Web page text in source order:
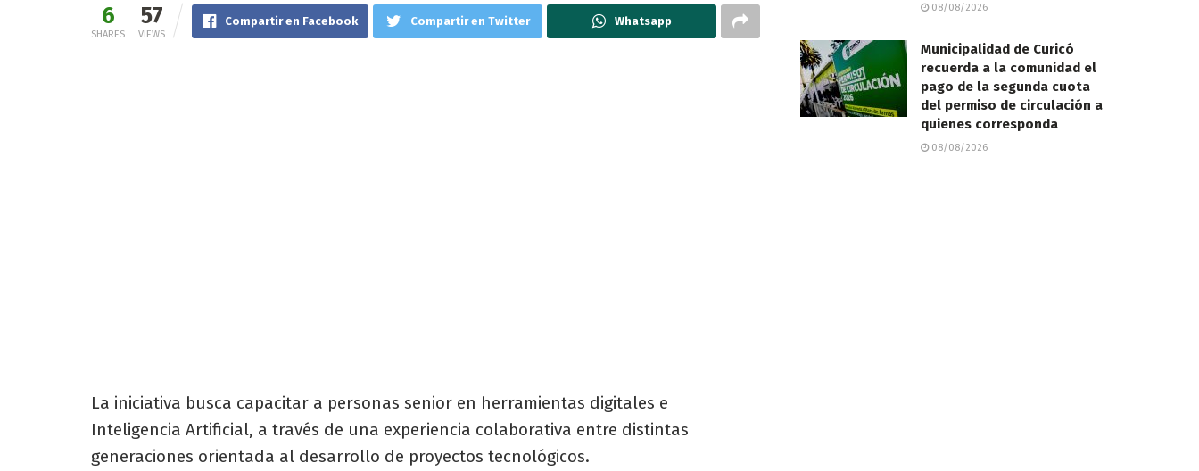
6
SHARES
57
VIEWS
Compartir en Facebook Compartir en Twitter Whatsapp
La iniciativa busca capacitar a personas senior en herramientas digitales e
Inteligencia Artificial, a través de una experiencia colaborativa entre distintas
generaciones orientada al desarrollo de proyectos tecnológicos.
08/08/2026
Municipalidad de Curicó
recuerda a la comunidad el
pago de la segunda cuota
del permiso de circulación a
quienes corresponda
08/08/2026